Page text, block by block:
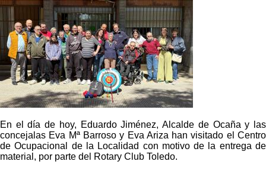
En el día de hoy, Eduardo Jiménez, Alcalde de Ocaña y las
concejalas Eva Mª Barroso y Eva Ariza han visitado el Centro
de Ocupacional de la Localidad con motivo de la entrega de
material, por parte del Rotary Club Toledo.